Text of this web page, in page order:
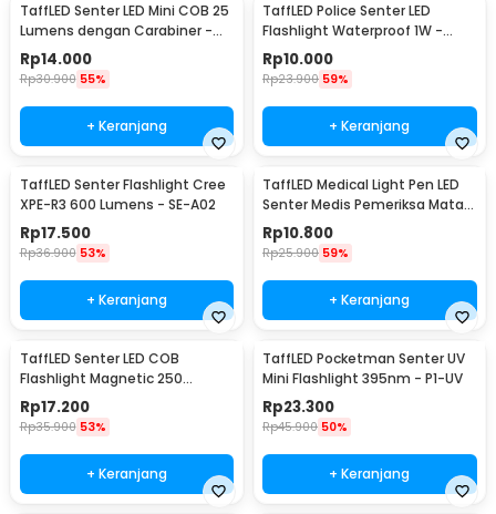
TaffLED Senter LED Mini COB 25
Lumens dengan Carabiner -
BM-9402
Rp14.000
Rp30.900 55%
+ Keranjang
TaffLED Police Senter LED
Flashlight Waterproof 1W -
TAC2L
Rp10.000
Rp23.900 59%
+ Keranjang
TaffLED Senter Flashlight Cree
XPE-R3 600 Lumens - SE-A02
Rp17.500
Rp36.900 53%
+ Keranjang
TaffLED Medical Light Pen LED
Senter Medis Pemeriksa Mata -
Ti4
Rp10.800
Rp25.900 59%
+ Keranjang
TaffLED Senter LED COB
Flashlight Magnetic 250
Lumens - BC12
Rp17.200
Rp35.900 53%
+ Keranjang
TaffLED Pocketman Senter UV
Mini Flashlight 395nm - P1-UV
Rp23.300
Rp45.900 50%
+ Keranjang